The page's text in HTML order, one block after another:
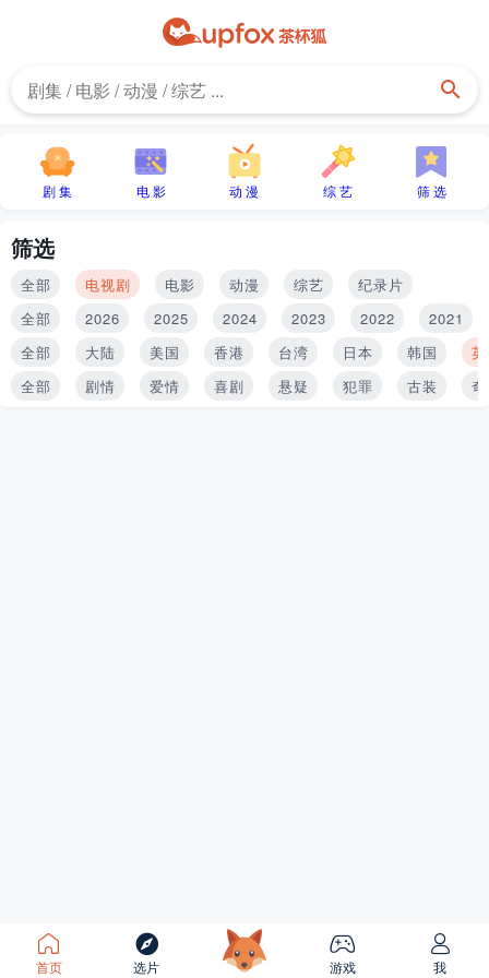
剧 集 电 影 动 漫 综 艺 筛 选
筛选
全部 电视剧 电影 动漫 综艺
纪录片
全部
2026 2025 2024 2023 2022
2021
全部
大陆 美国 香港 台湾 日本 韩国
全部
剧情 爱情 喜剧 悬疑 犯罪 古装
首页 选片 游戏 我